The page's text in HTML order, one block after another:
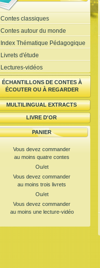
Contes classiques
Contes autour du monde
Index Thématique Pédagogique
Livrets d'étude
Lectures-vidéos
ÉCHANTILLONS DE CONTES À
ÉCOUTER OU À REGARDER
MULTILINGUAL EXTRACTS
LIVRE D'OR
PANIER
Vous devez commander
au moins quatre contes
Ou/et
Vous devez commander
au moins trois livrets
Ou/et
Vous devez commander
au moins une lecture-vidéo